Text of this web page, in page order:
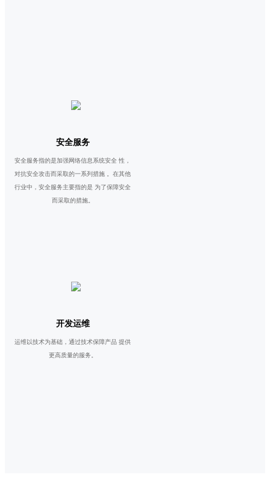
安全服务
安全服务指的是加强网络信息系统安全 性，
对抗安全攻击而采取的一系列措施 。在其他
行业中，安全服务主要指的是 为了保障安全
而采取的措施。
开发运维
运维以技术为基础，通过技术保障产品 提供
更高质量的服务。